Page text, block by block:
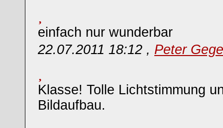
einfach nur wunderbar
22.07.2011 18:12 , Peter Gege
Klasse! Tolle Lichtstimmung
Bildaufbau.